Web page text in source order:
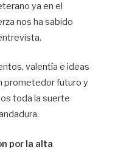
ya en el
nos ha sabido
valentía e ideas
prometedor futuro y
toda la suerte
por la alta